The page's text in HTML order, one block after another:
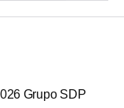
Grupo SDP